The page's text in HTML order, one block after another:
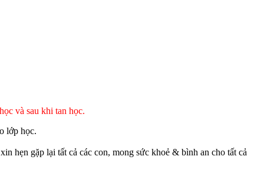
và sau khi tan học.
lớp học.
hẹn gặp lại tất cả các con, mong sức khoẻ & bình an cho tất cả